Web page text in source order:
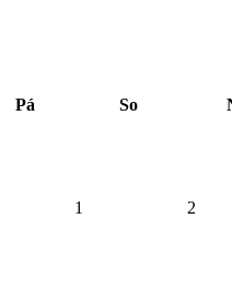
Pá So
1 2